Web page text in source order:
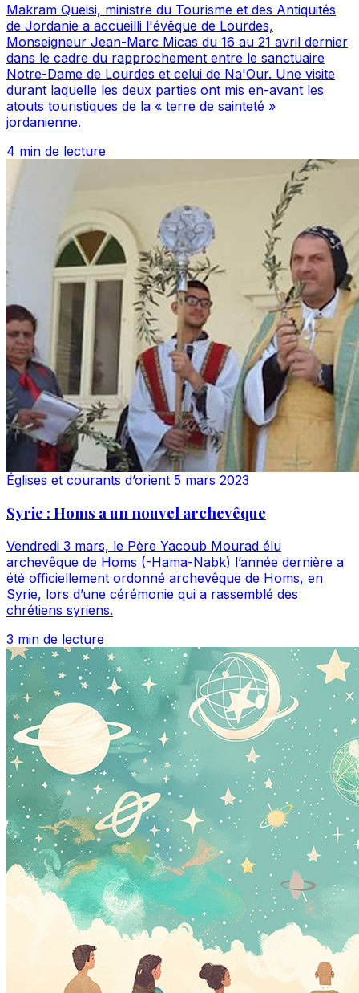
Makram Queisi, ministre du Tourisme et des Antiquités
de Jordanie a accueilli l'évêque de Lourdes,
Monseigneur Jean-Marc Micas du 16 au 21 avril dernier
dans le cadre du rapprochement entre le sanctuaire
Notre-Dame de Lourdes et celui de Na'Our. Une visite
durant laquelle les deux parties ont mis en-avant les
atouts touristiques de la « terre de sainteté »
jordanienne.
4 min de lecture
Églises et courants d’orient 5 mars 2023
Syrie : Homs a un nouvel archevêque
Vendredi 3 mars, le Père Yacoub Mourad élu
archevêque de Homs (-Hama-Nabk) l’année dernière a
été officiellement ordonné archevêque de Homs, en
Syrie, lors d’une cérémonie qui a rassemblé des
chrétiens syriens.
3 min de lecture